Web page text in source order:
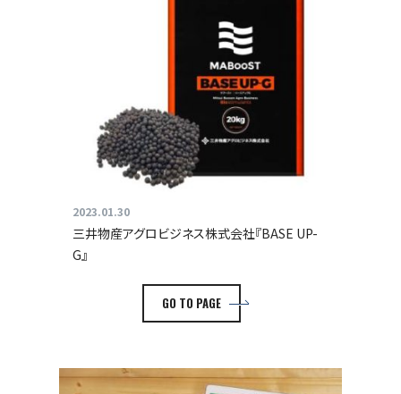
2023.01.30
三井物産アグロビジネス株式会社『BASE UP-
G』
GO TO PAGE